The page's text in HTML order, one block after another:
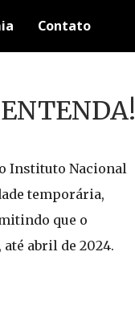
Contato
Instituto Nacional
temporária,
que o
abril de 2024.